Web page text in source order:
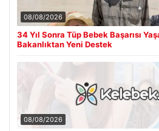
08/08/2026
34 Yıl Sonra Tüp Bebek Başarısı
Bakanlıktan Yeni Destek
08/08/2026